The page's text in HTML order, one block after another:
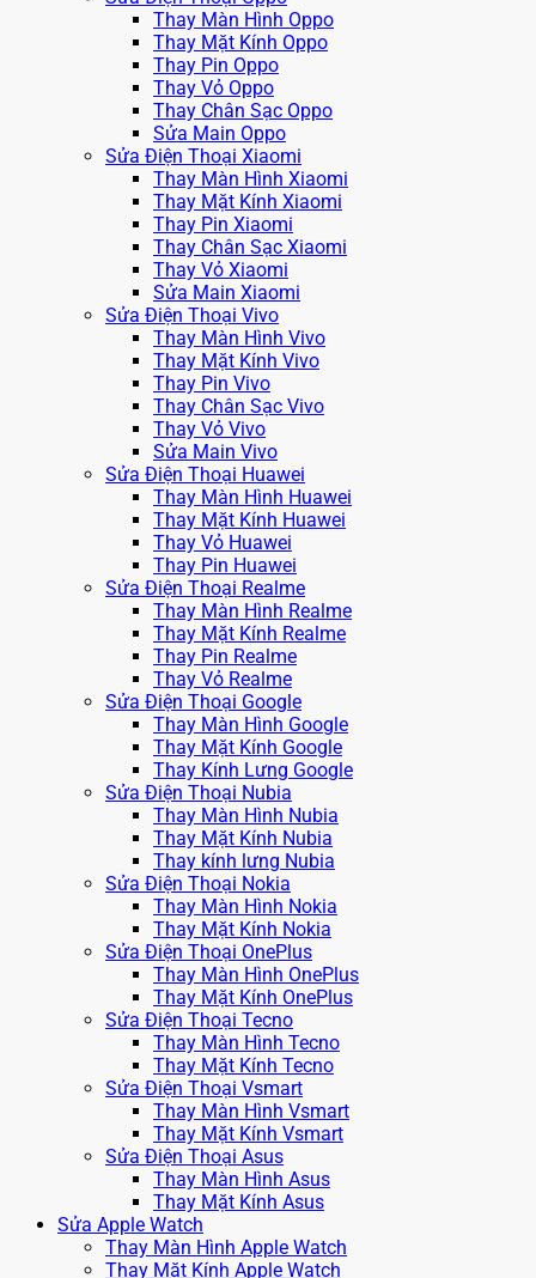
Thay Màn Hình Oppo
Thay Mặt Kính Oppo
Thay Pin Oppo
Thay Vỏ Oppo
Thay Chân Sạc Oppo
Sửa Main Oppo
Sửa Điện Thoại Xiaomi
Thay Màn Hình Xiaomi
Thay Mặt Kính Xiaomi
Thay Pin Xiaomi
Thay Chân Sạc Xiaomi
Thay Vỏ Xiaomi
Sửa Main Xiaomi
Sửa Điện Thoại Vivo
Thay Màn Hình Vivo
Thay Mặt Kính Vivo
Thay Pin Vivo
Thay Chân Sạc Vivo
Thay Vỏ Vivo
Sửa Main Vivo
Sửa Điện Thoại Huawei
Thay Màn Hình Huawei
Thay Mặt Kính Huawei
Thay Vỏ Huawei
Thay Pin Huawei
Sửa Điện Thoại Realme
Thay Màn Hình Realme
Thay Mặt Kính Realme
Thay Pin Realme
Thay Vỏ Realme
Sửa Điện Thoại Google
Thay Màn Hình Google
Thay Mặt Kính Google
Thay Kính Lưng Google
Sửa Điện Thoại Nubia
Thay Màn Hình Nubia
Thay Mặt Kính Nubia
Thay kính lưng Nubia
Sửa Điện Thoại Nokia
Thay Màn Hình Nokia
Thay Mặt Kính Nokia
Sửa Điện Thoại OnePlus
Thay Màn Hình OnePlus
Thay Mặt Kính OnePlus
Sửa Điện Thoại Tecno
Thay Màn Hình Tecno
Thay Mặt Kính Tecno
Sửa Điện Thoại Vsmart
Thay Màn Hình Vsmart
Thay Mặt Kính Vsmart
Sửa Điện Thoại Asus
Thay Màn Hình Asus
Thay Mặt Kính Asus
Sửa Apple Watch
Thay Màn Hình Apple Watch
Thay Mặt Kính Apple Watch